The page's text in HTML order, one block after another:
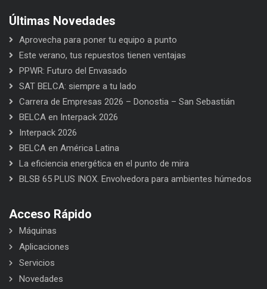
Últimas Novedades
Aprovecha para poner tu equipo a punto
Este verano, tus repuestos tienen ventajas
PPWR: Futuro del Envasado
SAT BELCA: siempre a tu lado
Carrera de Empresas 2026 – Donostia – San Sebastián
BELCA en Interpack 2026
Interpack 2026
BELCA en América Latina
La eficiencia energética en el punto de mira
BLSB 65 PLUS INOX. Envolvedora para ambientes húmedos
Acceso Rápido
Máquinas
Aplicaciones
Servicios
Novedades